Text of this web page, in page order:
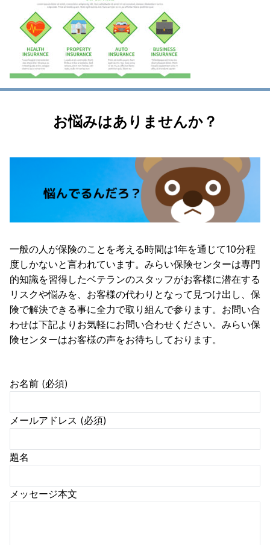
お悩みはありませんか？
一般の人が保険のことを考える時間は1年を通じて10分程
度しかないと言われています。みらい保険センターは専門
的知識を習得したベテランのスタッフがお客様に潜在する
リスクや悩みを、お客様の代わりとなって見つけ出し、保
険で解決できる事に全力で取り組んで参ります。お問い合
わせは下記よりお気軽にお問い合わせください。みらい保
険センターはお客様の声をお待ちしております。
お名前 (必須)
メールアドレス (必須)
題名
メッセージ本文